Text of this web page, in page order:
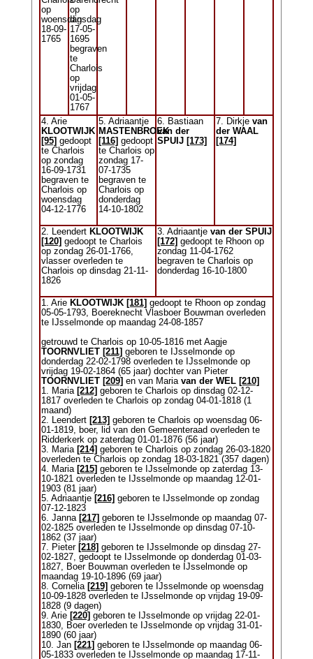
op
woensdag
18-09-
1765
op
dinsdag
17-05-
1695
begraven
te
Charlois
op
vrijdag
01-05-
1767
4. Arie
KLOOTWIJK
[95] gedoopt
te Charlois
op zondag
16-09-1731
begraven te
Charlois op
woensdag
04-12-1776
5. Adriaantje
MASTENBROEK
[116] gedoopt
te Charlois op
zondag 17-
07-1735
begraven te
Charlois op
donderdag
14-10-1802
6. Bastiaan
van der
SPUIJ [173]
7. Dirkje van
der WAAL
[174]
2. Leendert KLOOTWIJK
[120] gedoopt te Charlois
op zondag 26-01-1766,
vlasser overleden te
Charlois op dinsdag 21-11-
1826
3. Adriaantje van der SPUIJ
[172] gedoopt te Rhoon op
zondag 11-04-1762
begraven te Charlois op
donderdag 16-10-1800
1. Arie KLOOTWIJK [181] gedoopt te Rhoon op zondag
05-05-1793, Boereknecht Vlasboer Bouwman overleden
te IJsselmonde op maandag 24-08-1857
getrouwd te Charlois op 10-05-1816 met Aagje
TOORNVLIET [211] geboren te IJsselmonde op
donderdag 22-02-1798 overleden te IJsselmonde op
vrijdag 19-02-1864 (65 jaar) dochter van Pieter
TOORNVLIET [209] en van Maria van der WEL [210]
1. Maria [212] geboren te Charlois op dinsdag 02-12-
1817 overleden te Charlois op zondag 04-01-1818 (1
maand)
2. Leendert [213] geboren te Charlois op woensdag 06-
01-1819, boer, lid van den Gemeenteraad overleden te
Ridderkerk op zaterdag 01-01-1876 (56 jaar)
3. Maria [214] geboren te Charlois op zondag 26-03-1820
overleden te Charlois op zondag 18-03-1821 (357 dagen)
4. Maria [215] geboren te IJsselmonde op zaterdag 13-
10-1821 overleden te IJsselmonde op maandag 12-01-
1903 (81 jaar)
5. Adriaantje [216] geboren te IJsselmonde op zondag
07-12-1823
6. Janna [217] geboren te IJsselmonde op maandag 07-
02-1825 overleden te IJsselmonde op dinsdag 07-10-
1862 (37 jaar)
7. Pieter [218] geboren te IJsselmonde op dinsdag 27-
02-1827, gedoopt te IJsselmonde op donderdag 01-03-
1827, Boer Bouwman overleden te IJsselmonde op
maandag 19-10-1896 (69 jaar)
8. Cornelia [219] geboren te IJsselmonde op woensdag
10-09-1828 overleden te IJsselmonde op vrijdag 19-09-
1828 (9 dagen)
9. Arie [220] geboren te IJsselmonde op vrijdag 22-01-
1830, Boer overleden te IJsselmonde op vrijdag 31-01-
1890 (60 jaar)
10. Jan [221] geboren te IJsselmonde op maandag 06-
05-1833 overleden te IJsselmonde op maandag 17-11-